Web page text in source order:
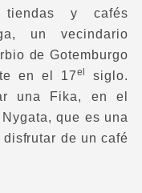
tiendas y cafés
un vecindario
de Gotemburgo
en el 17el
siglo.
una Fika, en el
que es una
de un café